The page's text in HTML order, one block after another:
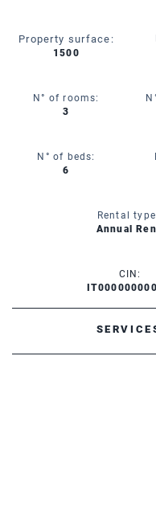
Property surface:
1500
N° of rooms:
3
N° of beds:
6
Rental
Annual
CIN: